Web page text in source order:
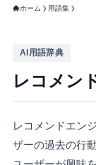
ホーム 用語集
AI用語辞典
レコメン
レコメンドエン
ザーの過去の行